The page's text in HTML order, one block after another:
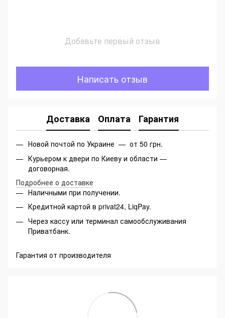
Добавьте первый отзыв
Написать отзыв
Доставка Оплата Гарантия
Новой почтой по Украине — от 50 грн.
Курьером к двери по Киеву и области —
договорная.
Подробнее о доставке
Наличными при получении.
Кредитной картой в privat24, LiqPay.
Через кассу или терминал самообслуживания
Приватбанк.
Гарантия от производителя